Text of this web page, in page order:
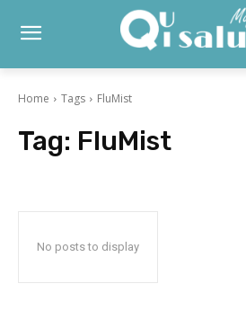
Home Tags FluMist
Tag: FluMist
No posts to display